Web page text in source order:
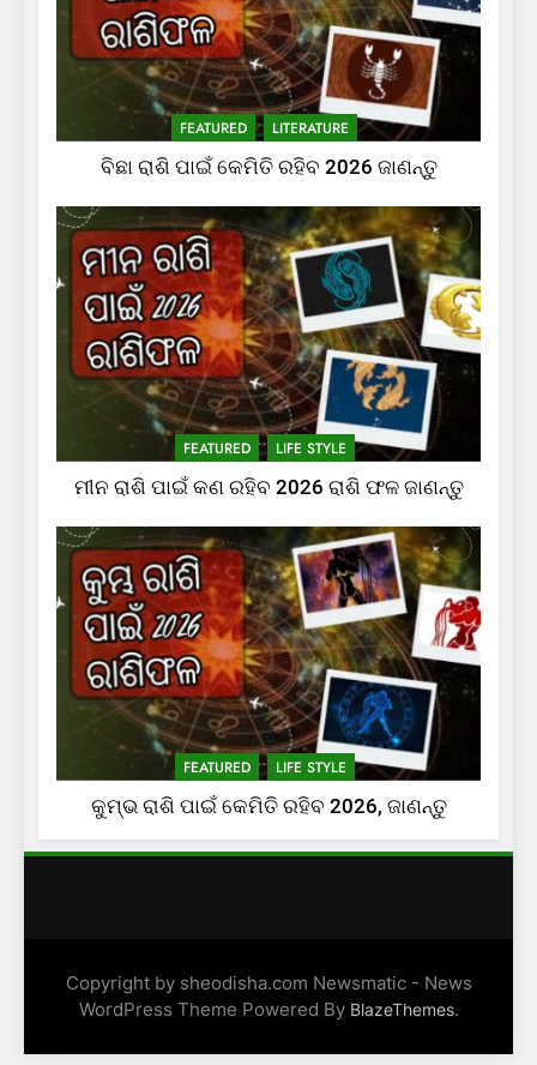
FEATURED LITERATURE
ବିଛା ରାଶି ପାଇଁ କେମିତି ରହିବ 2026 ଜାଣନ୍ତୁ
FEATURED LIFE STYLE
ମୀନ ରାଶି ପାଇଁ କଣ ରହିବ 2026 ରାଶି ଫଳ ଜାଣନ୍ତୁ
FEATURED LIFE STYLE
କୁମ୍ଭ ରାଶି ପାଇଁ କେମିତି ରହିବ 2026, ଜାଣନ୍ତୁ
Copyright by sheodisha.com Newsmatic - News
WordPress Theme Powered By BlazeThemes.